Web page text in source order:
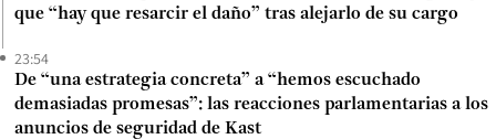
que “hay que resarcir el daño” tras alejarlo de su cargo
23:54
De “una estrategia concreta” a “hemos escuchado
demasiadas promesas”: las reacciones parlamentarias a los
anuncios de seguridad de Kast